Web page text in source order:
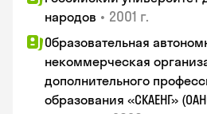
народов • 2001 г.
Образовательная
некоммерческая
дополнительного
образования «СКАЕНГ»